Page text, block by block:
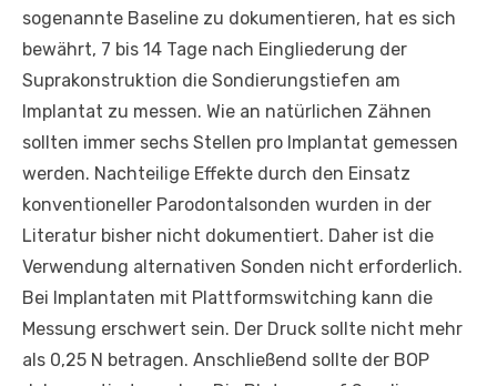
sogenannte Baseline zu dokumentieren, hat es sich
bewährt, 7 bis 14 Tage nach Eingliederung der
Suprakonstruktion die Sondierungstiefen am
Implantat zu messen. Wie an natürlichen Zähnen
sollten immer sechs Stellen pro Implantat gemessen
werden. Nachteilige Effekte durch den Einsatz
konventioneller Parodontalsonden wurden in der
Literatur bisher nicht dokumentiert. Daher ist die
Verwendung alternativen Sonden nicht erforderlich.
Bei Implantaten mit Plattformswitching kann die
Messung erschwert sein. Der Druck sollte nicht mehr
als 0,25 N betragen. Anschließend sollte der BOP